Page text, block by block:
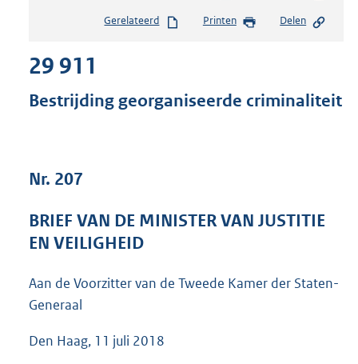
s
s
e
5
Gerelateerd Printen Delen
29 911
Bestrijding georganiseerde criminaliteit
Nr. 207
BRIEF VAN DE MINISTER VAN JUSTITIE
EN VEILIGHEID
Aan de Voorzitter van de Tweede Kamer der Staten-
Generaal
Den Haag, 11 juli 2018